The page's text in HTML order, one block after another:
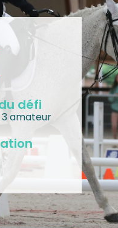
défi
amateur